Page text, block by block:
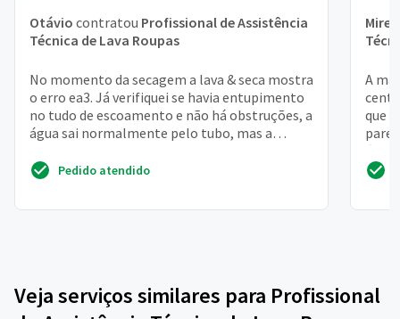
Otávio contratou Profissional de Assistência
Técnica de Lava Roupas
No momento da secagem a lava & seca mostra
o erro ea3. Já verifiquei se havia entupimento
no tudo de escoamento e não há obstruções, a
água sai normalmente pelo tubo, mas a
Pedido atendido
A
que
Veja serviços similares para Profissional